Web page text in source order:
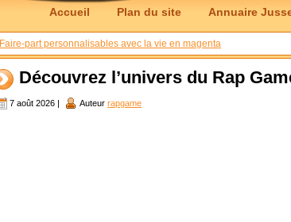
Accueil Plan du site Annuaire
Faire-part personnalisables avec la vie en magenta
Découvrez l’univers du Rap
7 août 2026 | Auteur rapgame